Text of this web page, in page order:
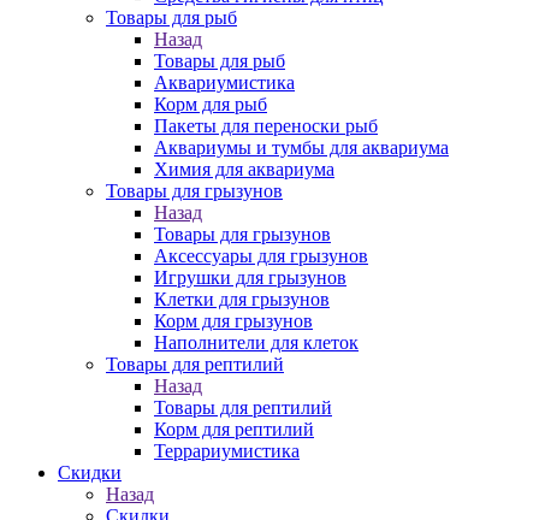
Товары для рыб
Назад
Товары для рыб
Аквариумистика
Корм для рыб
Пакеты для переноски рыб
Аквариумы и тумбы для аквариума
Химия для аквариума
Товары для грызунов
Назад
Товары для грызунов
Аксессуары для грызунов
Игрушки для грызунов
Клетки для грызунов
Корм для грызунов
Наполнители для клеток
Товары для рептилий
Назад
Товары для рептилий
Корм для рептилий
Террариумистика
Скидки
Назад
Скидки